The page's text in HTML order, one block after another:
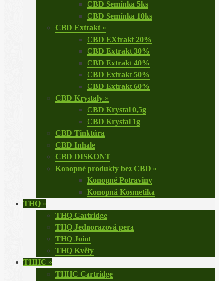
CBD Semínka 5ks
CBD Semínka 10ks
CBD Extrakt »
CBD EXtrakt 20%
CBD Extrakt 30%
CBD Extrakt 40%
CBD Extrakt 50%
CBD Extrakt 60%
CBD Krystaly »
CBD Krystal 0,5g
CBD Krystal 1g
CBD Tinktúra
CBD Inhale
CBD DISKONT
Konopné produkty bez CBD »
Konopné Potraviny
Konopná Kosmetika
THQ »
THQ Cartridge
THQ Jednorazová pera
THQ Joint
THQ Květy
THHC »
THHC Cartridge